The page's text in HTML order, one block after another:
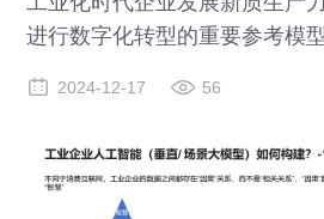
进行数字化转型的重要参考模型
2024-12-17 56